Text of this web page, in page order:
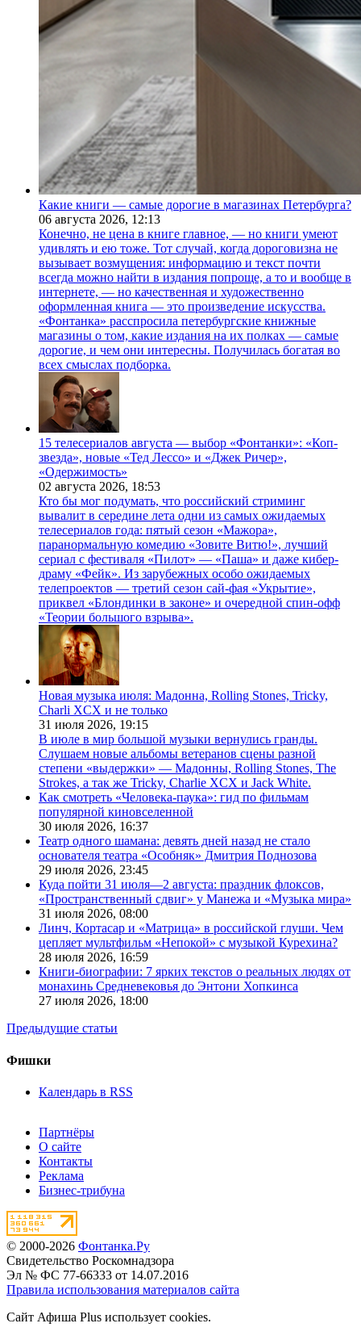
Какие книги — самые дорогие в магазинах Петербурга?
06 августа 2026, 12:13
Конечно, не цена в книге главное, — но книги умеют
удивлять и ею тоже. Тот случай, когда дороговизна не
вызывает возмущения: информацию и текст почти
всегда можно найти в издания попроще, а то и вообще в
интернете, — но качественная и художественно
оформленная книга — это произведение искусства.
«Фонтанка» расспросила петербургские книжные
магазины о том, какие издания на их полках — самые
дорогие, и чем они интересны. Получилась богатая во
всех смыслах подборка.
15 телесериалов августа — выбор «Фонтанки»: «Коп-
звезда», новые «Тед Лессо» и «Джек Ричер»,
«Одержимость»
02 августа 2026, 18:53
Кто бы мог подумать, что российский стриминг
вывалит в середине лета одни из самых ожидаемых
телесериалов года: пятый сезон «Мажора»,
паранормальную комедию «Зовите Витю!», лучший
сериал с фестиваля «Пилот» — «Паша» и даже кибер-
драму «Фейк». Из зарубежных особо ожидаемых
телепроектов — третий сезон сай-фая «Укрытие»,
приквел «Блондинки в законе» и очередной спин-офф
«Теории большого взрыва».
Новая музыка июля: Мадонна, Rolling Stones, Tricky,
Charli XCX и не только
31 июля 2026, 19:15
В июле в мир большой музыки вернулись гранды.
Слушаем новые альбомы ветеранов сцены разной
степени «выдержки» — Мадонны, Rolling Stones, The
Strokes, а так же Tricky, Charlie XCX и Jack White.
Как смотреть «Человека-паука»: гид по фильмам
популярной киновселенной
30 июля 2026, 16:37
Театр одного шамана: девять дней назад не стало
основателя театра «Особняк» Дмитрия Поднозова
29 июля 2026, 23:45
Куда пойти 31 июля—2 августа: праздник флоксов,
«Пространственный сдвиг» у Манежа и «Музыка мира»
31 июля 2026, 08:00
Линч, Кортасар и «Матрица» в российской глуши. Чем
цепляет мультфильм «Непокой» с музыкой Курехина?
28 июля 2026, 16:59
Книги-биографии: 7 ярких текстов о реальных людях от
монахинь Средневековья до Энтони Хопкинса
27 июля 2026, 18:00
Предыдущие статьи
Фишки
Календарь в RSS
Партнёры
О сайте
Контакты
Реклама
Бизнес-трибуна
© 2000-2026 Фонтанка.Ру
Свидетельство Роскомнадзора
Эл № ФС 77-66333 от 14.07.2016
Правила использования материалов сайта
Сайт Афиша Plus использует cookies.